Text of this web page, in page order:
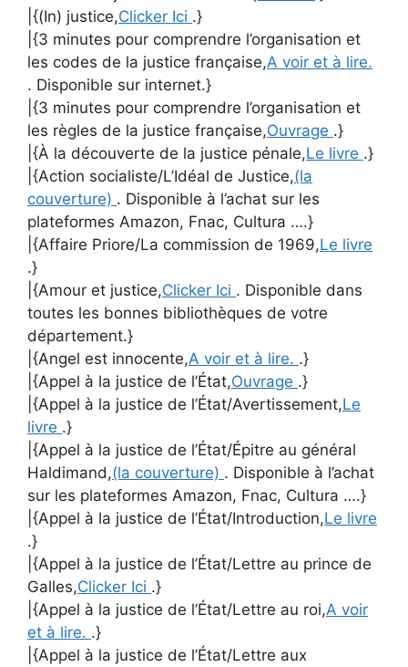
|{(In) justice,Clicker Ici .}
|{3 minutes pour comprendre l’organisation et
les codes de la justice française,A voir et à lire.
. Disponible sur internet.}
|{3 minutes pour comprendre l’organisation et
les règles de la justice française,Ouvrage .}
|{À la découverte de la justice pénale,Le livre .}
|{Action socialiste/L’Idéal de Justice,(la
couverture) . Disponible à l’achat sur les
plateformes Amazon, Fnac, Cultura ….}
|{Affaire Priore/La commission de 1969,Le livre
.}
|{Amour et justice,Clicker Ici . Disponible dans
toutes les bonnes bibliothèques de votre
département.}
|{Angel est innocente,A voir et à lire. .}
|{Appel à la justice de l’État,Ouvrage .}
|{Appel à la justice de l’État/Avertissement,Le
livre .}
|{Appel à la justice de l’État/Épitre au général
Haldimand,(la couverture) . Disponible à l’achat
sur les plateformes Amazon, Fnac, Cultura ….}
|{Appel à la justice de l’État/Introduction,Le livre
.}
|{Appel à la justice de l’État/Lettre au prince de
Galles,Clicker Ici .}
|{Appel à la justice de l’État/Lettre au roi,A voir
et à lire. .}
|{Appel à la justice de l’État/Lettre aux